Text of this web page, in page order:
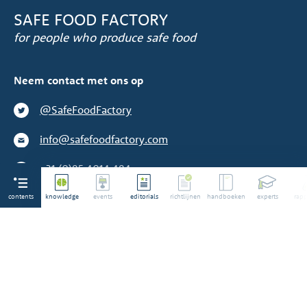
contents knowledge events editorials richtlijnen handboeken experts
SAFE FOOD FACTORY
for people who produce safe food
Neem contact met ons op
@SafeFoodFactory
info@safefoodfactory.com
+31 (0)85 4014 484
We zijn geen toeleverancier